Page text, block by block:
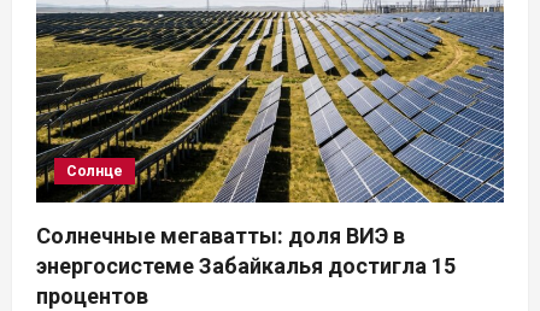
Солнце
Солнечные мегаватты: доля ВИЭ в
энергосистеме Забайкалья достигла 15
процентов